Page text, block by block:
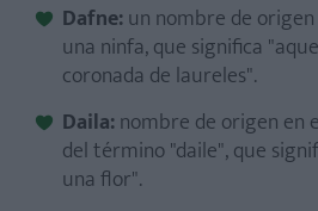
Dafne:un nombre de
una ninfa, que significa
coronada de laureles".
Daila:nombre de origen en
del término "daile", que
una flor".